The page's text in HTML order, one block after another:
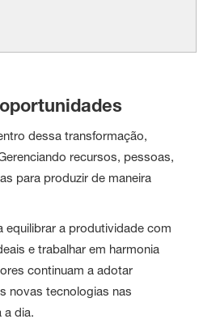
dessa transformação,
recursos, pessoas,
para produzir de maneira
equilibrar a produtividade com
e trabalhar em harmonia
continuam a adotar
novas tecnologias nas
a dia.